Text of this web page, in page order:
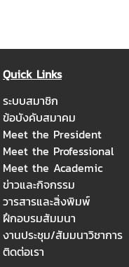
Quick Links
ระบบสมาชิก
ข้อบังคับสมาคม
Meet the President
Meet the Professional
Meet the Academic
ข่าวและกิจกรรม
วารสารและสิ่งพิมพ์
ฝึกอบรมสัมมนา
งานประชุม/สัมมนาวิชาการ
ติดต่อเรา